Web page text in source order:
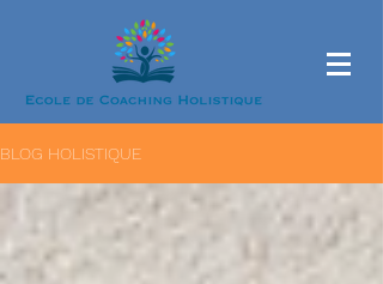
BLOG HOLISTIQUE